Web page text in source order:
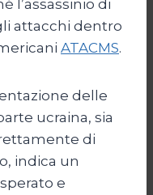
l’assassinio di
attacchi dentro
ATACMS.
delle
ucraina, sia
di
indica un
e